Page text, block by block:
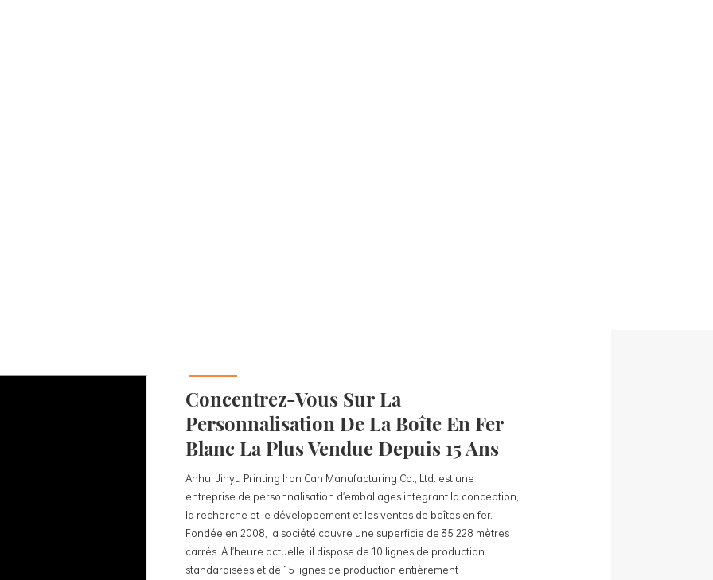
Concentrez-Vous Sur La
Personnalisation De La Boîte En Fer
Blanc La Plus Vendue Depuis 15 Ans
Anhui Jinyu Printing Iron Can Manufacturing Co., Ltd. est une
entreprise de personnalisation d'emballages intégrant la conception,
la recherche et le développement et les ventes de boîtes en fer.
Fondée en 2008, la société couvre une superficie de 35 228 mètres
carrés. À l'heure actuelle, il dispose de 10 lignes de production
standardisées et de 15 lignes de production entièrement